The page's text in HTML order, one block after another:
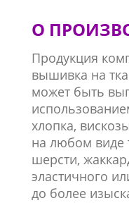
О
Продукция
вышивка на
может быть
хлопка,
на любом виде
шерсти,
эластичного
до более